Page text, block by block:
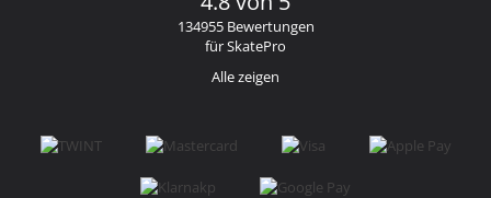
134955 Bewertungen
für SkatePro
Alle zeigen